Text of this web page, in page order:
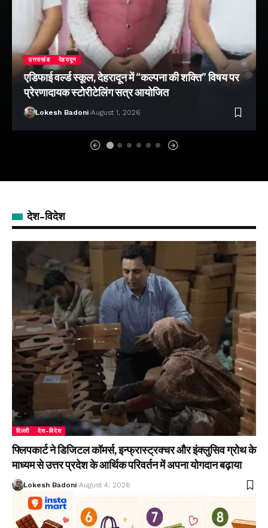
उत्तराखंड देहरादून
एडिफाई वर्ल्ड स्कूल, देहरादून में “कल्पना की शक्ति” विषय पर
प्रेरणादायक स्टोरीटेलिंग सत्र आयोजित
Lokesh Badoni August 1, 2026
देश-विदेश
दिल्ली देश-विदेश
फ्लिपकार्ट ने डिजिटल कॉमर्स, इन्फ्रास्ट्रक्चर और इंक्लुसिव ग्रोथ के
माध्यम से उत्तर प्रदेश के आर्थिक परिवर्तन में अपना योगदान बढ़ाया
Lokesh Badoni August 4, 2026